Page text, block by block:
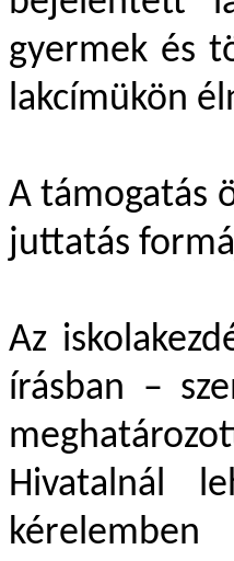
gyermek és
lakcímükön
A támogatás
juttatás
Az
írásban –
Hivatalnál